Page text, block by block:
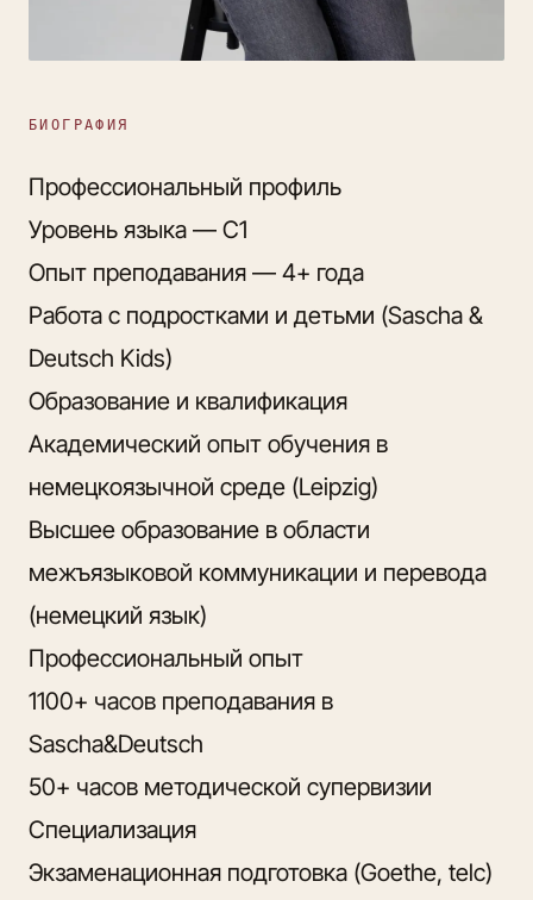
БИОГРАФИЯ
Профессиональный профиль
Уровень языка — С1
Опыт преподавания — 4+ года
Работа с подростками и детьми (Sascha &
Deutsch Kids)
Образование и квалификация
Академический опыт обучения в
немецкоязычной среде (Leipzig)
Высшее образование в области
межъязыковой коммуникации и перевода
(немецкий язык)
Профессиональный опыт
1100+ часов преподавания в
Sascha&Deutsch
50+ часов методической супервизии
Специализация
Экзаменационная подготовка (Goethe, telc)